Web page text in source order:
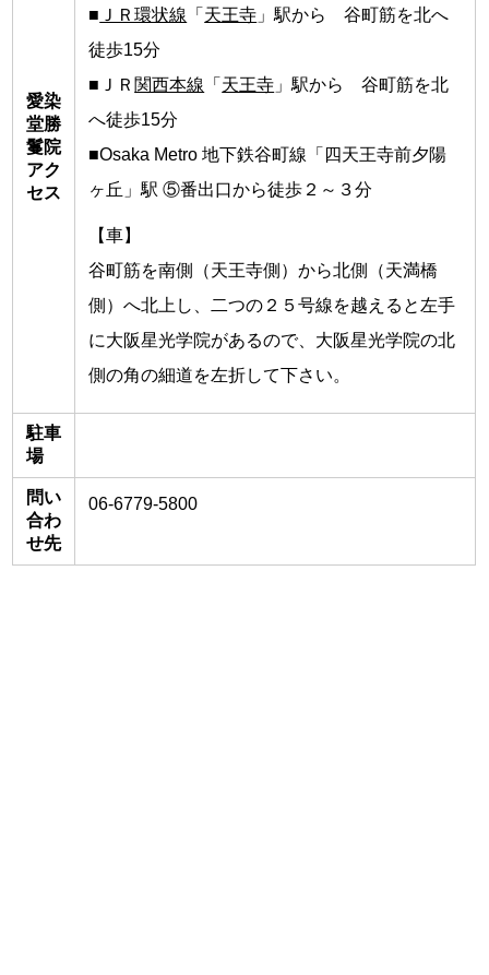
愛染
堂勝
鬘院
アク
セス
■ ＪＲ環状線 「 天王寺 」駅から 谷町筋を北へ
徒歩15分
■ＪＲ 関西本線 「 天王寺 」駅から 谷町筋を北
へ徒歩15分
■Osaka Metro 地下鉄谷町線「四天王寺前夕陽
ヶ丘」駅 ⑤番出口から徒歩２～３分
【車】
谷町筋を南側（天王寺側）から北側（天満橋
側）へ北上し、二つの２５号線を越えると左手
に大阪星光学院があるので、大阪星光学院の北
側の角の細道を左折して下さい。
駐車
場
問い
合わ
せ先
06-6779-5800